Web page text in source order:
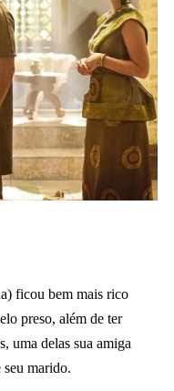
ficou bem mais rico
preso, além de ter
uma delas sua amiga
seu marido.